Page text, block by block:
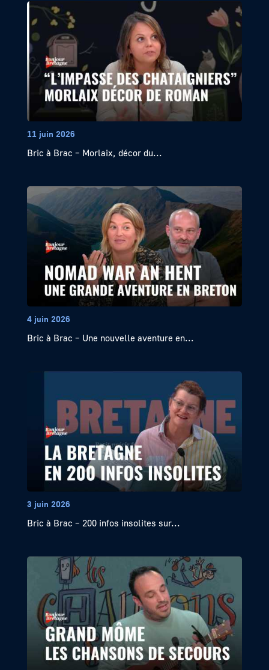
11 juin 2026
Bric à Brac – Morlaix, décor du...
4 juin 2026
Bric à Brac – Une nouvelle aventure en...
3 juin 2026
Bric à Brac – 200 infos insolites sur...